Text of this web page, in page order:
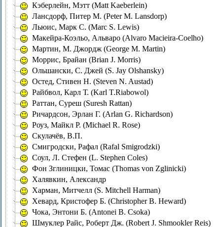
Кэберлейн, Мэтт (Matt Kaeberlein)
Лансдорф, Питер М. (Peter M. Lansdorp)
Льюис, Марк С. (Marc S. Lewis)
Мaкейра-Коэльо, Альваро (Alvaro Macieira-Coelho)
Мартин, М. Джордж (George M. Martin)
Моррис, Брайан (Brian J. Morris)
Ольшански, С. Джей (S. Jay Olshansky)
Остед, Стивен Н. (Steven N. Austad)
Райбвол, Карл Т. (Karl T.Riabowol)
Раттан, Суреш (Suresh Rattan)
Ричардсон, Эрлан Г. (Arlan G. Richardson)
Роуз, Майкл Р. (Michael R. Rose)
Скулачёв, В.П.
Смигродски, Рафал (Rafal Smigrodzki)
Соул, Л. Стефен (L. Stephen Coles)
Фон Зглиницки, Томас (Thomas von Zglinicki)
Халявкин, Александр
Харман, Митчелл (S. Mitchell Harman)
Хевард, Кристофер Б. (Christopher B. Heward)
Чока, Энтони Б. (Antonei B. Csoka)
Шмуклер Райс, Роберт Дж. (Robert J. Shmookler Reis)